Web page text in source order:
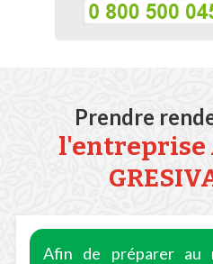
Prendre
l'entreprise
Afin de préparer au